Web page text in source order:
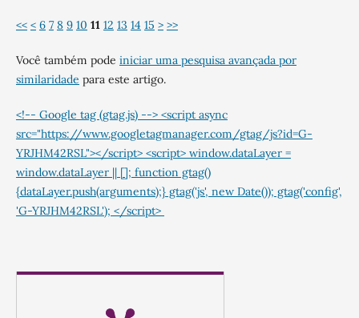
<< < 6 7 8 9 10 11 12 13 14 15 > >>
Você também pode iniciar uma pesquisa avançada por
similaridade para este artigo.
<!-- Google tag (gtag.js) --> <script async
src="https://www.googletagmanager.com/gtag/js?id=G-
YRJHM42RSL"></script> <script> window.dataLayer =
window.dataLayer || []; function gtag()
{dataLayer.push(arguments);} gtag('js', new Date()); gtag('config',
'G-YRJHM42RSL'); </script>